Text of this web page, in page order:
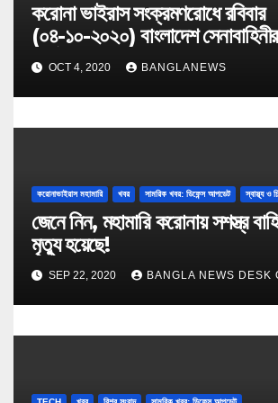
করোনা ভাইরাস সংক্রমণরোধে রবিবার
(০৪-১০-২০২০) বাংলাদেশ
কার্যক্রম
OCT 4, 2020 BANGLANEWS
করোনাভাইরাস মহামারি খবর সামরিক খবর: ডিফেন্স আপডেট স্বাস্থ্য ও
জেনে নিন, মহামারি করোনায় সশস্ত্র
মৃত্যু হয়েছে!
SEP 22, 2020 BANGLA NEWS DESK